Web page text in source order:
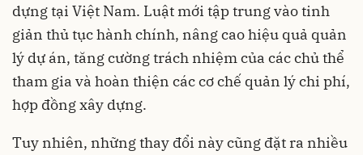
dựng tại Việt Nam. Luật mới tập trung vào tinh
giản thủ tục hành chính, nâng cao hiệu quả quản
lý dự án, tăng cường trách nhiệm của các chủ thể
tham gia và hoàn thiện các cơ chế quản lý chi phí,
hợp đồng xây dựng.
Tuy nhiên, những thay đổi này cũng đặt ra nhiều